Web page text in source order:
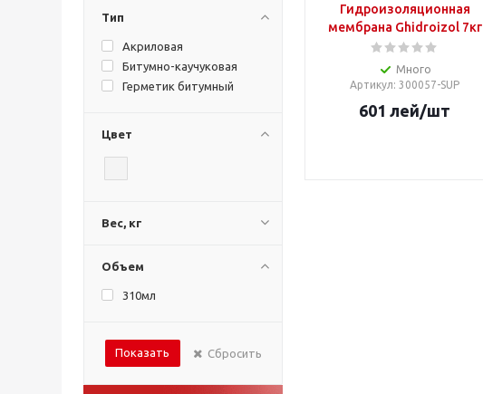
Тип
Акриловая
Битумно-каучуковая
Герметик битумный
Цвет
Вес, кг
Объем
310мл
Показать Сбросить
Гидроизоляционная
мембрана Ghidroizol 7кг
Много
Артикул: 300057-SUP
601 лей/шт